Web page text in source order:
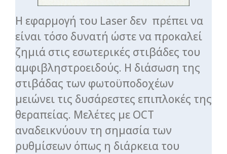
Η εφαρμογή του Laser δεν πρέπει να
είναι τόσο δυνατή ώστε να προκαλεί
ζημιά στις εσωτερικές στιβάδες του
αμφιβληστροειδούς. Η διάσωση της
στιβάδας των φωτοϋποδοχέων
μειώνει τις δυσάρεστες επιπλοκές της
θεραπείας. Μελέτες με OCT
αναδεικνύουν τη σημασία των
ρυθμίσεων όπως η διάρκεια του